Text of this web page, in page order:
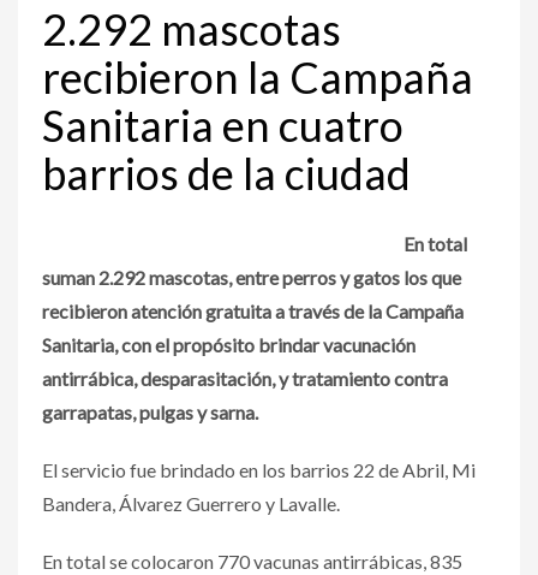
2.292 mascotas
recibieron la Campaña
Sanitaria en cuatro
barrios de la ciudad
En total
suman 2.292 mascotas, entre perros y gatos los que
recibieron atención gratuita a través de la Campaña
Sanitaria, con el propósito brindar vacunación
antirrábica, desparasitación, y tratamiento contra
garrapatas, pulgas y sarna.
El servicio fue brindado en los barrios 22 de Abril, Mi
Bandera, Álvarez Guerrero y Lavalle.
En total se colocaron 770 vacunas antirrábicas, 835